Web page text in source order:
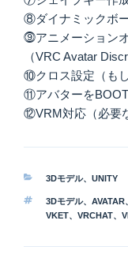
⑧ダイナミックボ
⓽アニメーション
（VRC Avatar
⑩クロス設定（もし
⑪アバターを
⑫VRM対応（必要
カ
ゴ
リ
3Dモデル、 UNITY
タ
グ
3Dモデル、 AVATAR、
VKET、 VRCHAT、